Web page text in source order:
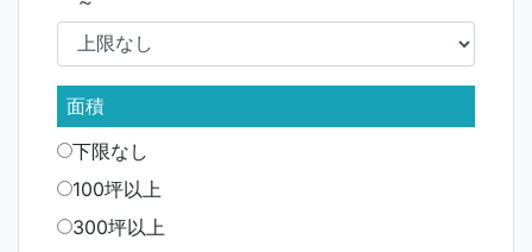
面積
下限なし
100坪以上
300坪以上